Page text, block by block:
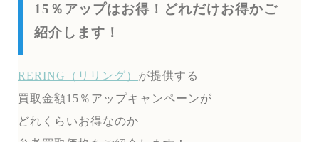
15％アップはお得！どれだけお得かご
紹介します！
RERING（リリング） が提供する
買取金額15％アップキャンペーンが
どれくらいお得なのか